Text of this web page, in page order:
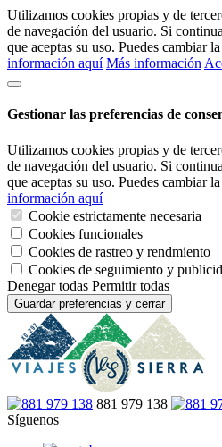
Utilizamos cookies propias y de
de navegación del usuario. Si
que aceptas su uso. Puedes cambiar
información aquí Más información
Gestionar las preferencias de
Utilizamos cookies propias y de
de navegación del usuario. Si
que aceptas su uso. Puedes cambiar
información aquí
Cookie estrictamente necesaria
Cookies funcionales
Cookies de rastreo y rendmiento
Cookies de seguimiento y
Denegar todas Permitir todas
Guardar preferencias y cerrar
881 979 138
Síguenos